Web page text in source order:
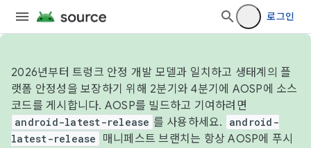
로그인
2026년부터 트렁크 안정 개발 모델과 일치하고 생태계의 플
랫폼 안정성을 보장하기 위해 2분기와 4분기에 AOSP에 소스
코드를 게시합니다. AOSP를 빌드하고 기여하려면
android-latest-release 를 사용하세요.
android-
latest-release
매니페스트 브랜치는 항상 AOSP에 푸시